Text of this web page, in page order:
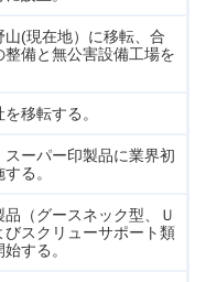
(現在地）に移転、合
備と無公害設備工場を
移転する。
ーパー印製品に業界初
る。
（グースネック型、Ｕ
スクリューサポート類
する。